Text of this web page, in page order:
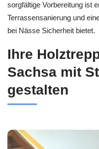
sorgfältige Vorbereitung ist
Terrassensanierung und
bei Nässe Sicherheit bietet.
Ihre
Sachsa mit
gestalten